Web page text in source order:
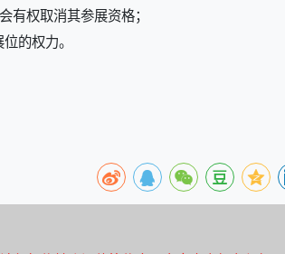
权取消其参展资格；
的权力。